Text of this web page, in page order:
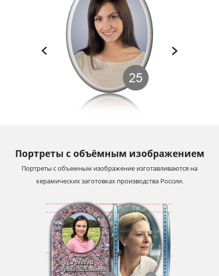
Портреты с объёмным изображением
Портреты с объемным изображение изготавливаются на
керамических заготовках производства России.